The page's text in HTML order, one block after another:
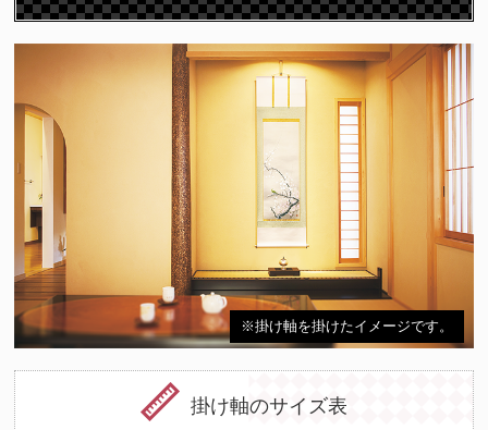
※掛け軸を掛けたイメージです。
掛け軸のサイズ表